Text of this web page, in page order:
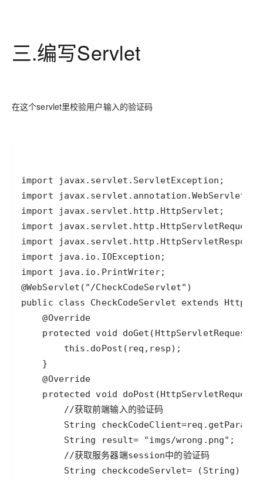
三.编写Servlet
在这个servlet里校验用户输入的验证码